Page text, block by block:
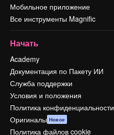
Мобильное приложение
Все инструменты Magnific
Начать
Academy
Документация по Пакету ИИ
Служба поддержки
Условия и положения
Политика конфиденциальности
Оригиналы Новое
Политика файлов cookie